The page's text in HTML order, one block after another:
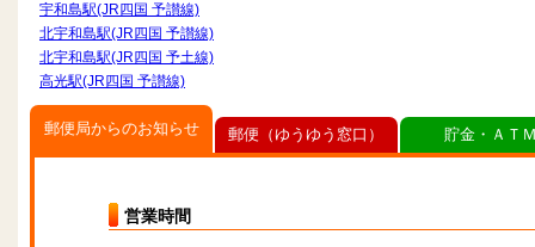
宇和島駅(JR四国 予讃線)
北宇和島駅(JR四国 予讃線)
北宇和島駅(JR四国 予土線)
高光駅(JR四国 予讃線)
郵便局からのお知らせ
営業時間
郵便（ゆうゆう窓口） 貯金・ＡＴ